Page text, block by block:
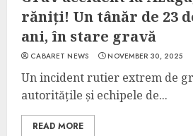
răniți! Un tânăr de 23
ani, în stare gravă
CABARET NEWS NOVEMBER 30, 2025
Un incident rutier extrem de
autoritățile și echipele de...
READ MORE